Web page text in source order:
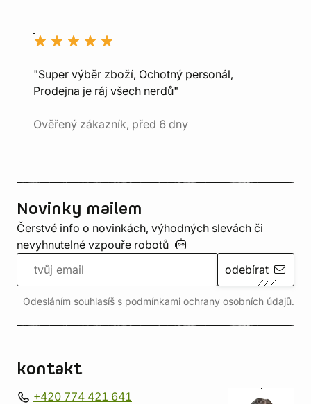
"Super výběr zboží, Ochotný personál,
Prodejna je ráj všech nerdů"
Ověřený zákazník, před 6 dny
Novinky mailem
Čerstvé info o novinkách, výhodných slevách či
nevyhnutelné vzpouře robotů
odebírat
Odesláním souhlasíš s podmínkami ochrany osobních údajů.
kontakt
+420 774 421 641